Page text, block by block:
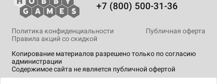
+7 (800) 500-31-36
Копирование материалов разрешено только по согласию
администрации
Содержимое сайта не является публичной офертой
Политика конфиденциальности
Публичная оферта
Правила акций со скидкой